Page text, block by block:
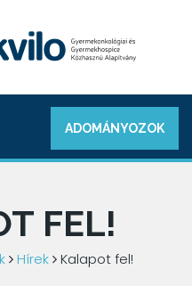
ADOMÁNYOZOK
FEL!
Hírek Kalapot fel!